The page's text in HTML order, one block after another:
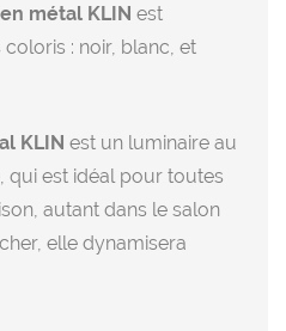
métal KLIN est
: noir, blanc, et
KLIN est un luminaire au
qui est idéal pour toutes
autant dans le salon
elle dynamisera